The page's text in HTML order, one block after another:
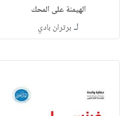
الهيمنة على المحك
لـ برتران بادي